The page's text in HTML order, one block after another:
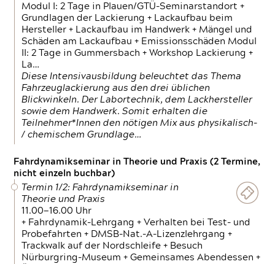
Modul I: 2 Tage in Plauen/GTÜ-Seminarstandort +
Grundlagen der Lackierung + Lackaufbau beim
Hersteller + Lackaufbau im Handwerk + Mängel und
Schäden am Lackaufbau + Emissionsschäden Modul
II: 2 Tage in Gummersbach + Workshop Lackierung +
La…
Diese Intensivausbildung beleuchtet das Thema
Fahrzeuglackierung aus den drei üblichen
Blickwinkeln. Der Labortechnik, dem Lackhersteller
sowie dem Handwerk. Somit erhalten die
Teilnehmer*Innen den nötigen Mix aus physikalisch-
/ chemischem Grundlage…
Fahrdynamikseminar in Theorie und Praxis (2 Termine,
nicht einzeln buchbar)
Termin 1/2: Fahrdynamikseminar in
Theorie und Praxis
11.00—16.00 Uhr
+ Fahrdynamik-Lehrgang + Verhalten bei Test- und
Probefahrten + DMSB-Nat.-A-Lizenzlehrgang +
Trackwalk auf der Nordschleife + Besuch
Nürburgring-Museum + Gemeinsames Abendessen +